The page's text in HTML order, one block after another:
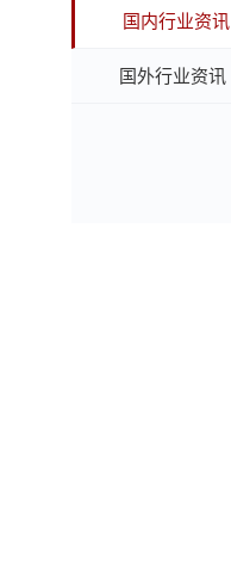
国内行业资讯
国外行业资讯